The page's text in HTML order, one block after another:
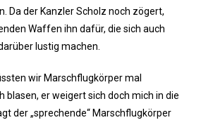
Da der Kanzler Scholz noch zögert,
Waffen ihn dafür, die sich auch
lustig machen.
wir Marschflugkörper mal
blasen, er weigert sich doch mich in die
der „sprechende“ Marschflugkörper